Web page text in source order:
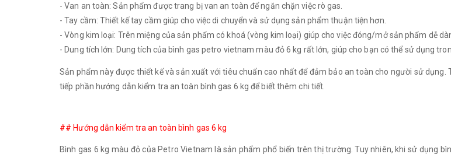
- Van an toàn: Sản phẩm được trang bị van an toàn để ngăn chặn việc rò gas.
- Tay cầm: Thiết kế tay cầm giúp cho việc di chuyển và sử dụng sản phẩm thuận tiện hơn.
- Vòng kim loại: Trên miệng của sản phẩm có khoá (vòng kim loại) giúp cho việc đóng/mở sản phẩm dễ
- Dung tích lớn: Dung tích của bình gas petro vietnam màu đỏ 6 kg rất lớn, giúp cho bạn có thể sử dụng
Sản phẩm này được thiết kế và sản xuất với tiêu chuẩn cao nhất để đảm bảo an toàn cho người sử
tiếp phần hướng dẫn kiểm tra an toàn bình gas 6 kg để biết thêm chi tiết.
## Hướng dẫn kiểm tra an toàn bình gas 6 kg
Bình gas 6 kg màu đỏ của Petro Vietnam là sản phẩm phổ biến trên thị trường. Tuy nhiên, khi sử dụng